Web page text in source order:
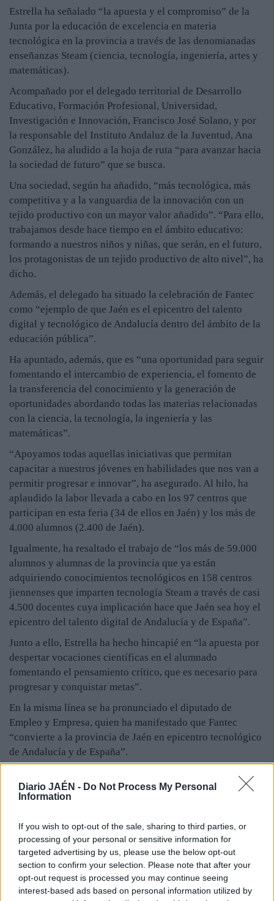
Diario JAÉN - Do Not Process My Personal
Information
If you wish to opt-out of the sale, sharing to third parties, or
processing of your personal or sensitive information for
targeted advertising by us, please use the below opt-out
section to confirm your selection. Please note that after your
opt-out request is processed you may continue seeing
interest-based ads based on personal information utilized by
Estrella ha señalado “la apuesta y el compromiso” de la
Junta por la educación de excelencia en materia
tecnológica en la provincia a través de las denomianadas
enseñanzas Steam (ciencia, tecnología, ingeniería, artes y
matemáticas).
Acompañado por el delegado territorial de Desarrollo
Educativo, Formación Profesional, Universidad,
Investigación e Innovación, Francisco José Solano, y por
la responsable del Instituto Andaluz de la Juventud, Ana
González, ha aludido a la hoja de ruta “para avanzar hacia
la sociedad de futuro” que se busca.
Una sociedad, según ha añadido, “más tecnológica, más
competitiva y a la vanguardia de la innovación con un
tejido productivo con un mayor valor añadido”. “Para ello,
trabajamos desde hace tiempo en el ámbito educativo:
formando a nuestros niños y niñas, que serán, en el futuro,
los protagonistas de un tejido productivo de alto nivel”, ha
dicho.
Además, el delegado ha situado la celebración de Fantec
como “ejemplo de que Jaén es el epicentro del talento
digital y tecnológico de Andalucía dentro del ámbito de la
educación pública”.
Ha apuntado, además, que es “una oportunidad para seguir
fomentando el intercambio de experiencia, el fomento de
la transferencia del conocimiento y la generación de
oportunidades abordando todas las materias relacionadas
con la ciencia, la tecnología, la ingeniería y las
matemáticas”.
“Apoyamos todas aquellas iniciativas que permitan
capacitar a nuestros jóvenes en habilidades que nos van a
permitir progresar e innovar”, ha asegurado. Al hilo, ha
aplaudido la labor llevada a cabo en los 97 centros que
participan en esta feria (34 de ellos en Jaén) y los más de
4.000 alumnos (2.400 de Jaén).
Igualmente, ha resaltado el trabajo de “los más de 59.000
alumnos y alumnas de la provincia que ya están
adquiriendo conocimientos tecnológicos en 158 centros
jiennenses que imparten tecnología Steam a través de casi
4.500 docentes cuya implicación hace que Jaén sea hoy el
epicentro del talento digital de Andalucía y de España”.
Junto a ello, Estrella ha hecho hincapié en “la apuesta por
despertar vocaciones científicas en el alumnado
fomentando el pensamiento crítico, que es necesario para
progresar y conquistar metas”.
En la misma línea se ha pronunciado el diputado de
Empleo y Empresa, quien ha manifestado que Fantec
“convierte a la provincia de Jaén en epicentro tecnológico
de Andalucía y de España”.
Asociación del Profesorado de Tecnología de Andalucía
para que esta feria se desarrolle en Jaén y la importancia
sinergias que sean necesarias para que este tipo de eventos
sigan celebrándose en esta provincia”.
Carmona también ha puesto de relieve cómo este evento
contribuye a fomentar el interés del alumnado por la
tecnología, al tiempo que ha señalado la necesidad de